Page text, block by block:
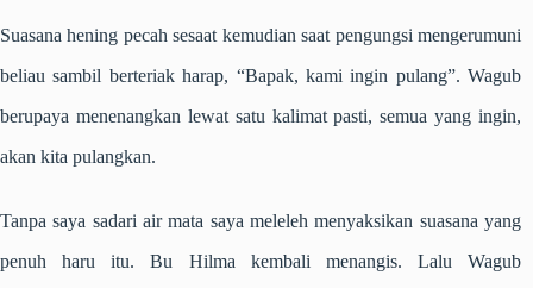
Suasana hening pecah sesaat kemudian saat pengungsi mengerumuni
beliau sambil berteriak harap, “Bapak, kami ingin pulang”. Wagub
berupaya menenangkan lewat satu kalimat pasti, semua yang ingin,
akan kita pulangkan.
Tanpa saya sadari air mata saya meleleh menyaksikan suasana yang
penuh haru itu. Bu Hilma kembali menangis. Lalu Wagub